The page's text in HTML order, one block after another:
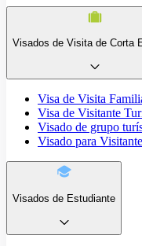
Visados de Visita de Corta
Visa de Visita
Visa de Visitante
Visado de grupo
Visado para
Visados de Estudiante